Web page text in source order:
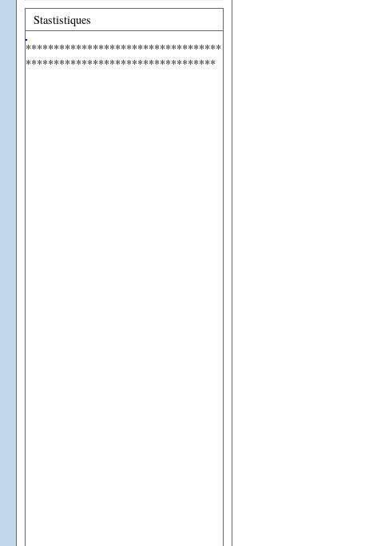
Stastistiques
***********************************
**********************************